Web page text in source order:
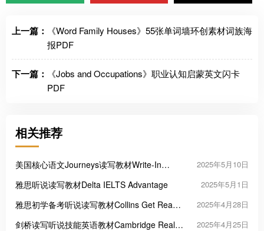
上一篇：
《Word Family Houses》55张单词墙环创素材词族海
报PDF
下一篇：
《Jobs and Occupations》职业认知启蒙英文闪卡
PDF
相关推荐
美国核心语文Journeys读写教材Write-In
2025年5月10日
雅思听说读写教材Delta IELTS Advantage 2025年5月1日
雅思初学备考听说读写教材Collins Get Ready
2025年4月28日
剑桥读写听说技能英语教材Cambridge Real
2025年4月25日